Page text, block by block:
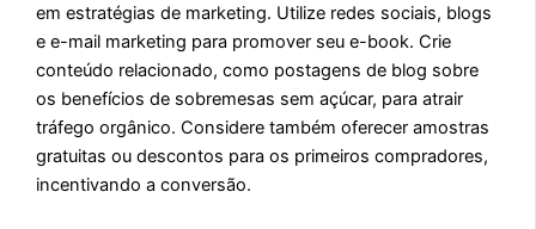
em estratégias de marketing. Utilize redes sociais, blogs
e e-mail marketing para promover seu e-book. Crie
conteúdo relacionado, como postagens de blog sobre
os benefícios de sobremesas sem açúcar, para atrair
tráfego orgânico. Considere também oferecer amostras
gratuitas ou descontos para os primeiros compradores,
incentivando a conversão.